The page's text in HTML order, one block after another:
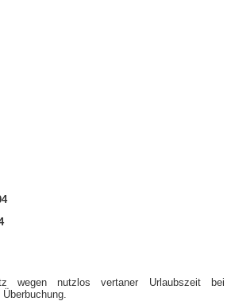
wegen nutzlos vertaner Urlaubszeit bei